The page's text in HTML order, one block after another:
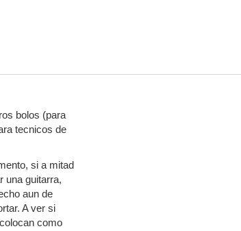
bolos (para
tecnicos de
si a mitad
una guitarra,
aun de
A ver si
como